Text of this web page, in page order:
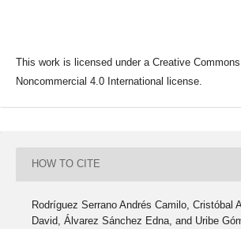
This work is licensed under a Creative
Noncommercial 4.0 International license.
HOW TO CITE
Rodríguez Serrano Andrés Camilo, Cristóbal
David, Álvarez Sánchez Edna, and Uribe